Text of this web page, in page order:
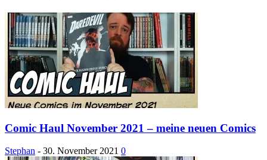
Comic Haul November 2021 – meine neuen Comics
Stephan - 30. November 2021 0